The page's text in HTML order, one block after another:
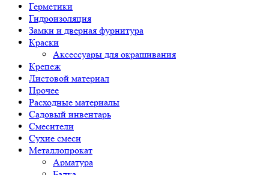
Герметики
Гидроизоляция
Замки и дверная фурнитура
Краски
Аксессуары для окрашивания
Крепеж
Листовой материал
Прочее
Расходные материалы
Садовый инвентарь
Смесители
Сухие смеси
Металлопрокат
Арматура